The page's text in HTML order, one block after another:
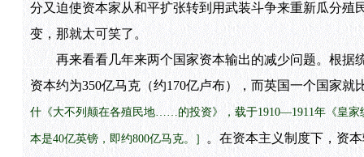
分又迫使资本家从和平扩张转到用武装斗争来重新瓜分
变，那就太可笑了。
再来看看几年来两个国家资本输出的减少问题。根据
资本约为350亿马克（约170亿卢布），而英国一个国家就
什《大不列颠在各殖民地……的投资》，载于1910—1911年《皇家
本是40亿英镑，即约800亿马克。］
。在资本主义制度下，资